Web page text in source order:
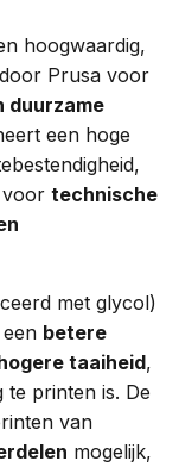
hoogwaardig,
Prusa voor
duurzame
een hoge
voor technische
met glycol)
betere
taaiheid,
te printen is. De
van
mogelijk,